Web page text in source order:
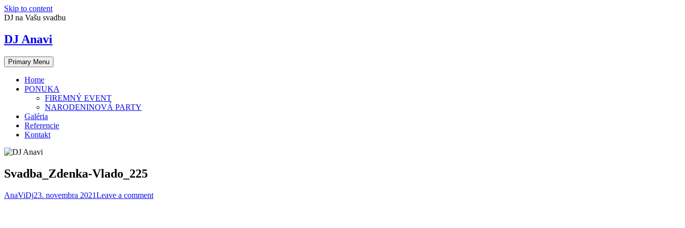
Skip to content
DJ na Vašu svadbu
DJ Anavi
Primary Menu
Home
PONUKA
FIREMNÝ EVENT
NARODENINOVÁ PARTY
Galéria
Referencie
Kontakt
Svadba_Zdenka-Vlado_225
AnaViDj23. novembra 2021Leave a comment